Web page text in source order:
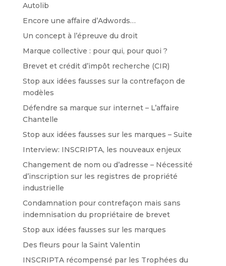
Autolib
Encore une affaire d’Adwords…
Un concept à l’épreuve du droit
Marque collective : pour qui, pour quoi ?
Brevet et crédit d’impôt recherche (CIR)
Stop aux idées fausses sur la contrefaçon de
modèles
Défendre sa marque sur internet – L’affaire
Chantelle
Stop aux idées fausses sur les marques – Suite
Interview: INSCRIPTA, les nouveaux enjeux
Changement de nom ou d’adresse – Nécessité
d’inscription sur les registres de propriété
industrielle
Condamnation pour contrefaçon mais sans
indemnisation du propriétaire de brevet
Stop aux idées fausses sur les marques
Des fleurs pour la Saint Valentin
INSCRIPTA récompensé par les Trophées du